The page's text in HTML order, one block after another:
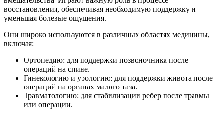
восстановления, обеспечивая необходимую поддержку и
уменьшая болевые ощущения.
Они широко используются в различных областях медицины,
включая:
Ортопедию: для поддержки позвоночника после
операций на спине.
Гинекологию и урологию: для поддержки живота после
операций на органах малого таза.
Травматологию: для стабилизации ребер после травмы
или операции.